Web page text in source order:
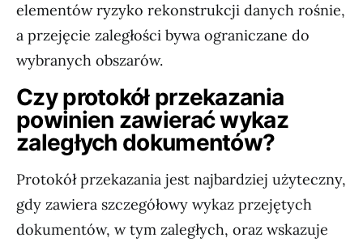
elementów ryzyko rekonstrukcji danych rośnie,
a przejęcie zaległości bywa ograniczane do
wybranych obszarów.
Czy protokół przekazania
powinien zawierać wykaz
zaległych dokumentów?
Protokół przekazania jest najbardziej użyteczny,
gdy zawiera szczegółowy wykaz przejętych
dokumentów, w tym zaległych, oraz wskazuje